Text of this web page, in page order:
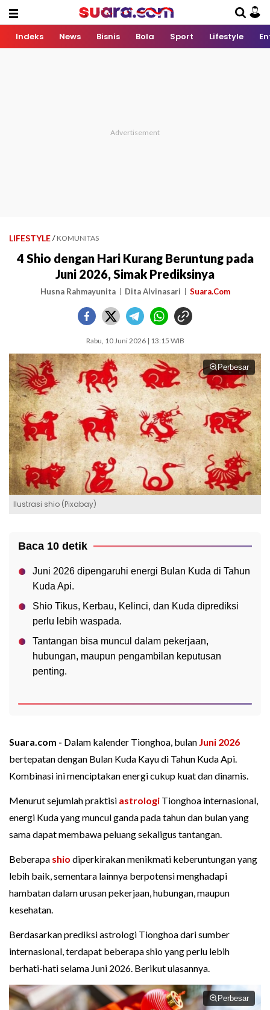
Indeks News Bisnis Bola Sport Lifestyle
LIFESTYLE / KOMUNITAS
4 Shio dengan Hari Kurang Beruntung pada
Juni 2026, Simak Prediksinya
Husna Rahmayunita Dita Alvinasari Suara.Com
Rabu, 10 Juni 2026 | 13:15 WIB
Perbesar
Ilustrasi shio (Pixabay)
Baca 10 detik
Juni 2026 dipengaruhi energi Bulan Kuda di Tahun
Kuda Api.
Shio Tikus, Kerbau, Kelinci, dan Kuda diprediksi
perlu lebih waspada.
Tantangan bisa muncul dalam pekerjaan,
hubungan, maupun pengambilan keputusan
penting.
Suara.com - Dalam kalender Tionghoa, bulan Juni 2026
bertepatan dengan Bulan Kuda Kayu di Tahun Kuda Api.
Kombinasi ini menciptakan energi cukup kuat dan dinamis.
Menurut sejumlah praktisi astrologi Tionghoa internasional,
energi Kuda yang muncul ganda pada tahun dan bulan yang
sama dapat membawa peluang sekaligus tantangan.
Beberapa shio diperkirakan menikmati keberuntungan yang
lebih baik, sementara lainnya berpotensi menghadapi
hambatan dalam urusan pekerjaan, hubungan, maupun
kesehatan.
Berdasarkan prediksi astrologi Tionghoa dari sumber
internasional, terdapat beberapa shio yang perlu lebih
berhati-hati selama Juni 2026. Berikut ulasannya.
Perbesar